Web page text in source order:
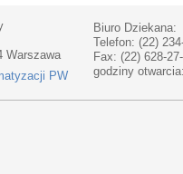
Warszawa
PW
Biuro Dziekana:
Telefon: (22)
Fax: (22) 628-
godziny